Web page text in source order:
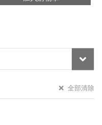
全部清除